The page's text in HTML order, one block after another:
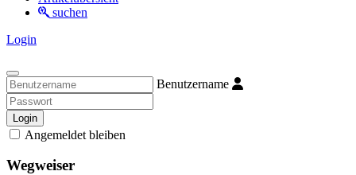
suchen
Login
Benutzername
Login
Angemeldet bleiben
Wegweiser